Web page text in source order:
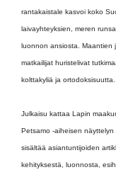
rantakaistale kasvoi koko
laivayhteyksien, meren
luonnon ansiosta. Maantien
matkailijat huristelivat
kolttakyliä ja ortodoksisuutta.
Julkaisu kattaa Lapin
Petsamo -aiheisen
sisältää asiantuntijoiden
kehityksestä, luonnosta,